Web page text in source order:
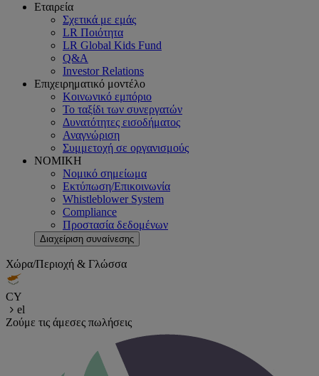
Εταιρεία
Σχετικά με εμάς
LR Ποιότητα
LR Global Kids Fund
Q&A
Investor Relations
Επιχειρηματικό μοντέλο
Κοινωνικό εμπόριο
Το ταξίδι των συνεργατών
Δυνατότητες εισοδήματος
Αναγνώριση
Συμμετοχή σε οργανισμούς
ΝΟΜΙΚΗ
Νομικό σημείωμα
Εκτύπωση/Επικοινωνία
Whistleblower System
Compliance
Προστασία δεδομένων
Διαχείριση συναίνεσης
Χώρα/Περιοχή & Γλώσσα
CY
el
Ζούμε τις άμεσες πωλήσεις